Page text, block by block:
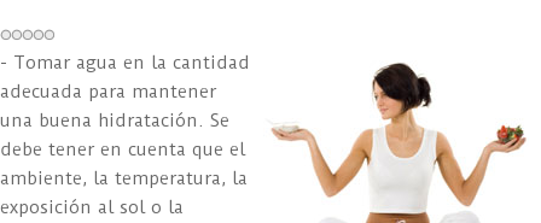
- Tomar agua en la cantidad
adecuada para mantener
una buena hidratación. Se
debe tener en cuenta que el
ambiente, la temperatura, la
exposición al sol o la